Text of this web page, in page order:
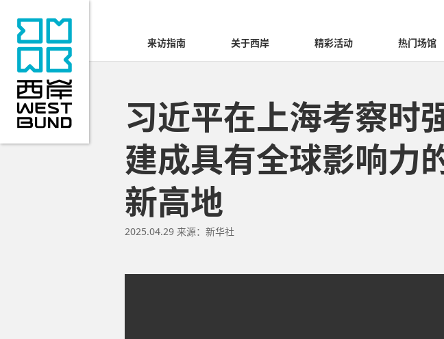
来访指南 关于西岸 精彩活动 热门场馆
习近平在上海考察时
建成具有全球影响力
新高地
2025.04.29 来源：新华社